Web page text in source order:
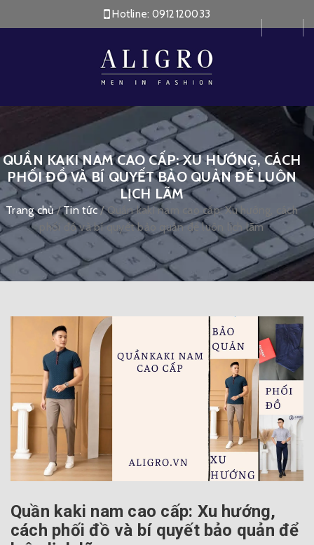
Hotline: 0912120033
QUẦN KAKI NAM CAO CẤP: XU HƯỚNG, CÁCH
PHỐI ĐỒ VÀ BÍ QUYẾT BẢO QUẢN ĐỂ LUÔN
LỊCH LÃM
Trang chủ /Tin tức /Quần kaki nam cao cấp: Xu hướng, cách
phối đồ và bí quyết bảo quản để luôn lịch lãm
Quần kaki nam cao cấp: Xu hướng,
cách phối đồ và bí quyết bảo quản để